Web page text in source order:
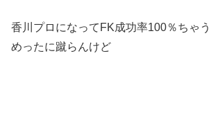
香川プロになってFK成功率100％ちゃう
めったに蹴らんけど